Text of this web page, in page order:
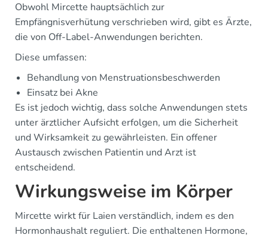
Obwohl Mircette hauptsächlich zur
Empfängnisverhütung verschrieben wird, gibt es Ärzte,
die von Off-Label-Anwendungen berichten.
Diese umfassen:
Behandlung von Menstruationsbeschwerden
Einsatz bei Akne
Es ist jedoch wichtig, dass solche Anwendungen stets
unter ärztlicher Aufsicht erfolgen, um die Sicherheit
und Wirksamkeit zu gewährleisten. Ein offener
Austausch zwischen Patientin und Arzt ist
entscheidend.
Wirkungsweise im Körper
Mircette wirkt für Laien verständlich, indem es den
Hormonhaushalt reguliert. Die enthaltenen Hormone,